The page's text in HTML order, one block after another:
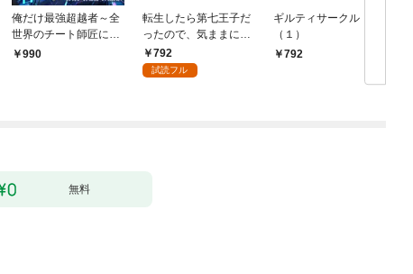
俺だけ最強超越者～全
世界のチート師匠に認
められた～【単行本】
990
転生したら第七王子だ
ったので、気ままに魔
術を極めます（１）
792
試読フル
ギルティサークル
（１）
792
無料